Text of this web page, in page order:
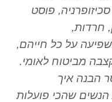
פוסט
חרדות,
על כל חייהם,
קצבה מביטוח לאומי.
הבנה איך
שהכי פועלות